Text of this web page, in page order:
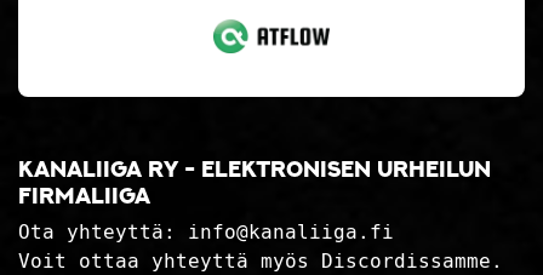
Kanaliiga ry - elektronisen urheilun
firmaliiga
Ota yhteyttä: info@kanaliiga.fi
Voit ottaa yhteyttä myös Discordissamme.